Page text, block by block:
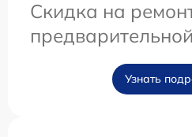
Скидка на
Узнать